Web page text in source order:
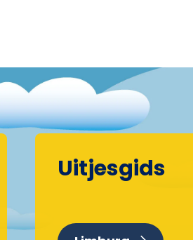
Uitjesgids